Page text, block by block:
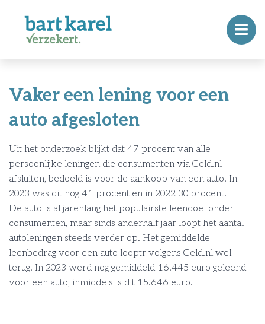
Vaker een lening voor een
auto afgesloten
Uit het onderzoek blijkt dat 47 procent van alle
persoonlijke leningen die consumenten via Geld.nl
afsluiten, bedoeld is voor de aankoop van een auto. In
2023 was dit nog 41 procent en in 2022 30 procent.
De auto is al jarenlang het populairste leendoel onder
consumenten, maar sinds anderhalf jaar loopt het aantal
autoleningen steeds verder op. Het gemiddelde
leenbedrag voor een auto looptr volgens Geld.nl wel
terug. In 2023 werd nog gemiddeld 16.445 euro geleend
voor een auto, inmiddels is dit 15.646 euro.